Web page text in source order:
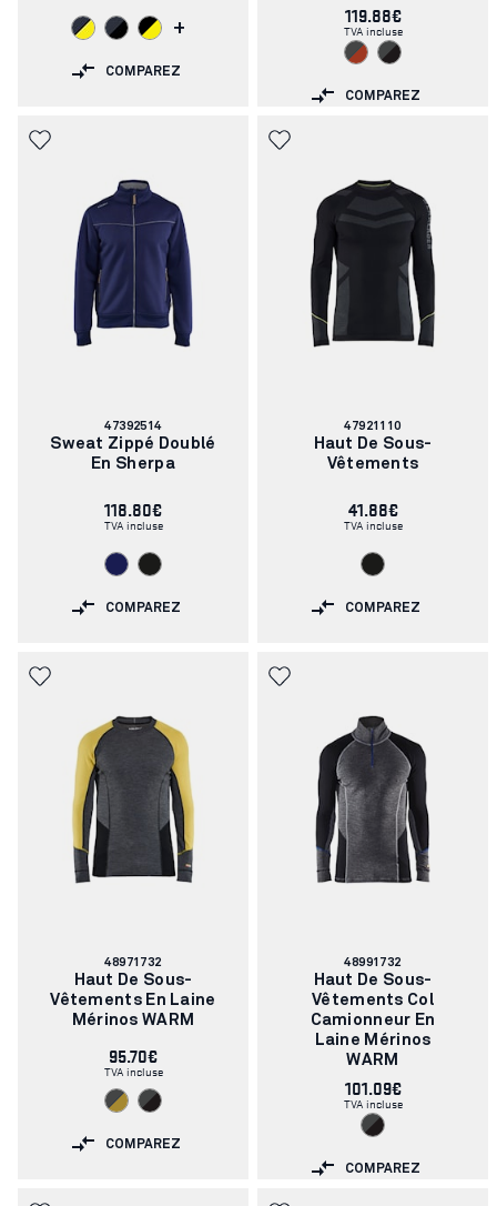
+
COMPAREZ
119.88€
TVA incluse
COMPAREZ
Numéro
d'article:
47392514
Sweat Zippé Doublé
En Sherpa
118.80€
TVA incluse
COMPAREZ
Numéro
d'article:
47921110
Haut De Sous-
Vêtements
41.88€
TVA incluse
COMPAREZ
Numéro
d'article:
48971732
Haut De Sous-
Vêtements En Laine
Mérinos WARM
95.70€
TVA incluse
COMPAREZ
Numéro
d'article:
48991732
Haut De Sous-
Vêtements Col
Camionneur En
Laine Mérinos
WARM
101.09€
TVA incluse
COMPAREZ